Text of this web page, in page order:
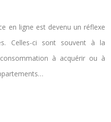
en ligne est devenu un réflexe
Celles-ci sont souvent à la
à acquérir ou à